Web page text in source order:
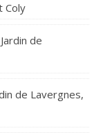
Coly
de
de Lavergnes,